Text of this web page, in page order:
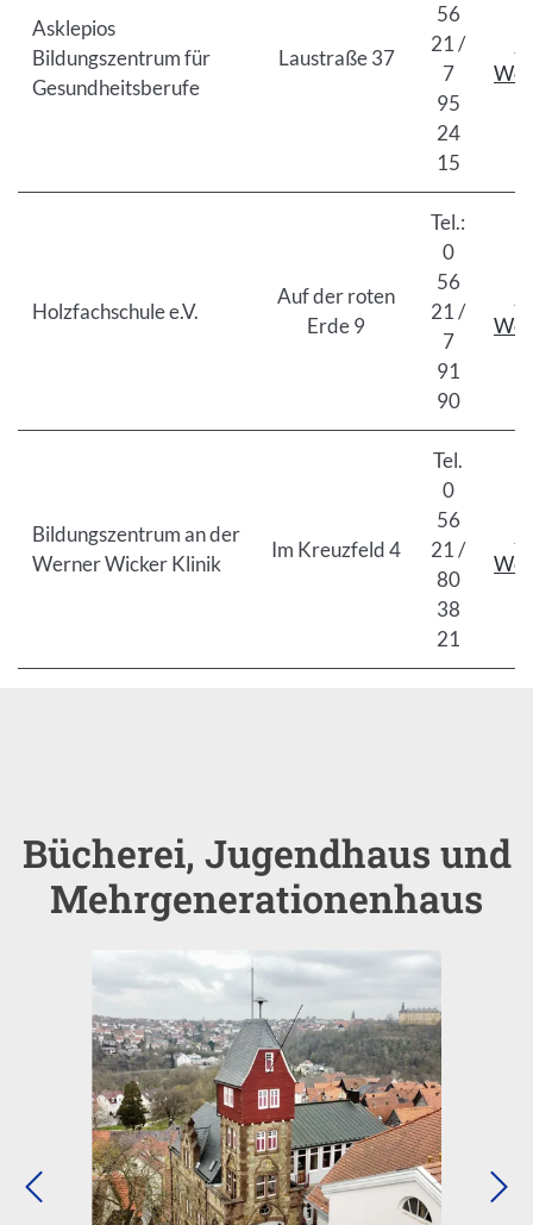
Asklepios
Bildungszentrum für
Gesundheitsberufe
Laustraße 37
56
21 /
7
95
24
15
Holzfachschule e.V.
Auf der roten
Erde 9
Tel.:
0
56
21 /
7
91
90
Bildungszentrum an der
Werner Wicker Klinik
Im Kreuzfeld 4
Tel.
0
56
21 /
80
38
21
Einleitung
Bücherei, Jugendhaus und
Mehrgenerationenhaus